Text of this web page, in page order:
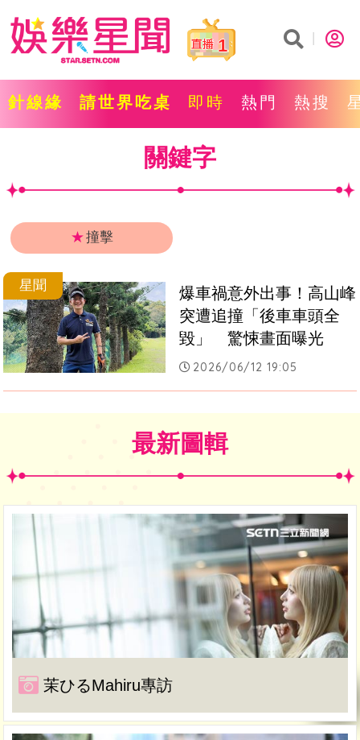
1
針線緣 請世界吃桌 即時 熱門 熱搜
關鍵字
★撞擊
星聞
爆車禍意外出事！高山峰
突遭追撞「後車車頭全
毀」　驚悚畫面曝光
2026/06/12 19:05
最新圖輯
茉ひるMahiru專訪